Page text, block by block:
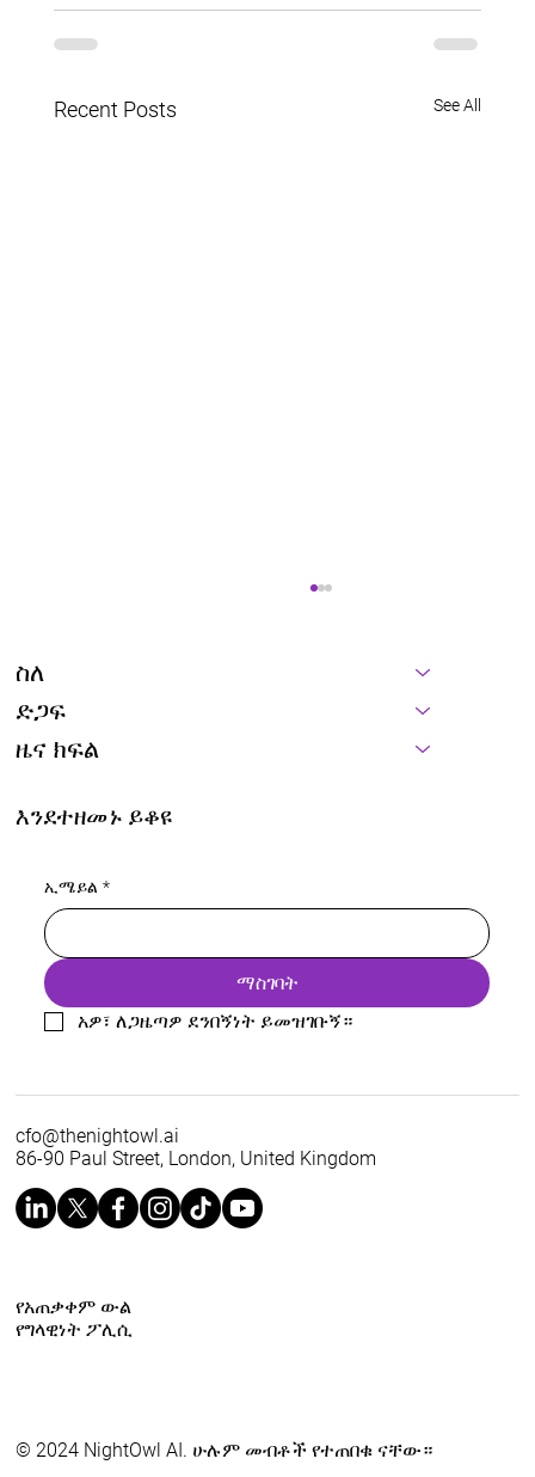
Recent Posts See All
ስለ
ድጋፍ
ዜና ክፍል
እንደተዘመኑ ይቆዩ
ኢሜይል *
ማስገባት
አዎ፣ ለጋዜጣዎ ደንበኝነት ይመዝገቡኝ።
cfo@thenightowl.ai
86-90 Paul Street, London, United Kingdom
የአጠቃቀም ውል
የግላዊነት ፖሊሲ
© 2024 NightOwl AI. ሁሉም መብቶች የተጠበቁ ናቸው።